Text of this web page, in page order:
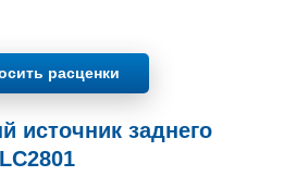
расценки
источник заднего